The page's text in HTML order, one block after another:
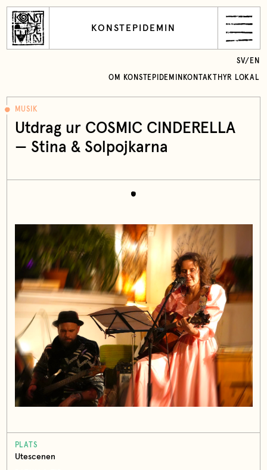
KONSTEPIDEMIN
OM KONSTEPIDEMIN KONTAKT HYR LOKAL
SV/ EN
MUSIK
Utdrag ur COSMIC CINDERELLA
— Stina & Solpojkarna
PLATS
Utescenen